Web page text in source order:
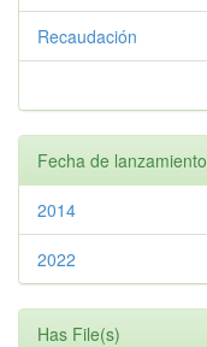
Recaudación
Fecha de lanzamiento
2014
2022
Has File(s)